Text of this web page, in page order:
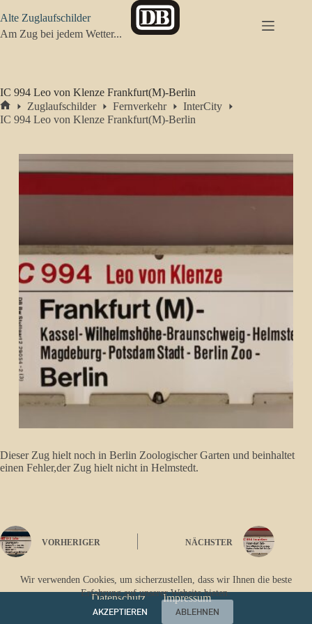
Inhalt
springen
Wir verwenden Cookies, um sicherzustellen, dass wir Ihnen die beste
Erfahrung auf unserer Website bieten.
AKZEPTIEREN
ABLEHNEN
Alte Zuglaufschilder
Am Zug bei jedem Wetter...
IC 994 Leo von Klenze Frankfurt(M)-Berlin
Start
Zuglaufschilder Fernverkehr
InterCity
IC 994 Leo von Klenze Frankfurt(M)-Berlin
Dieser Zug hielt noch in Berlin Zoologischer Garten und beinhaltet
einen Fehler,der Zug hielt nicht in Helmstedt.
VORHERIGER NÄCHSTER
Datenschutz Impressum